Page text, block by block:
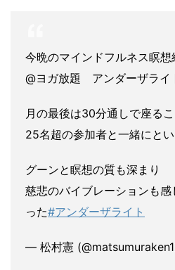
今晩のマインドフルネス瞑想
@ヨガ放題 アンダーザライ
月の最後は30分通しで座る
25名超の参加者と一緒にと
グーンと瞑想の質も深まり
慈悲のバイブレーションも
った#アンダーザライト
— 松村憲